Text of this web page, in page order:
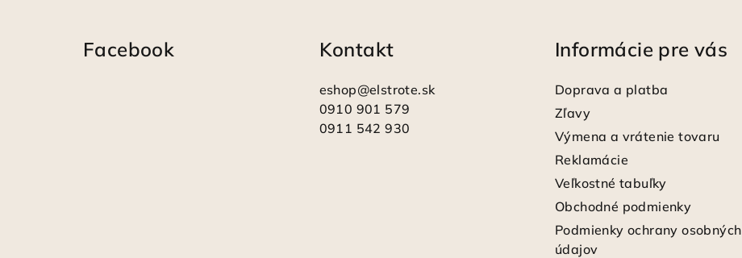
Facebook Kontakt
eshop@elstrote.sk
0910 901 579
0911 542 930
Informácie pre vás
Doprava a platba
Zľavy
Výmena a vrátenie tovaru
Reklamácie
Veľkostné tabuľky
Obchodné podmienky
Podmienky ochrany osobných
údajov